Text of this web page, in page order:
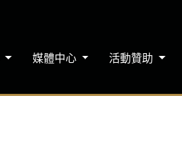
媒體中心 活動贊助